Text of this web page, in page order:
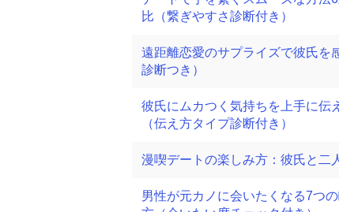
比（繋ぎやすさ診断付き）
遠距離恋愛のサプライズで彼氏を
診断つき）
彼氏にムカつく気持ちを上手に伝
（伝え方タイプ診断付き）
漫喫デートの楽しみ方：彼氏と二
男性が元カノに会いたくなる7つ